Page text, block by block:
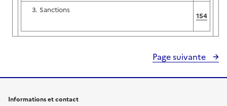
3. Sanctions
154
Page suivante
Informations et contact